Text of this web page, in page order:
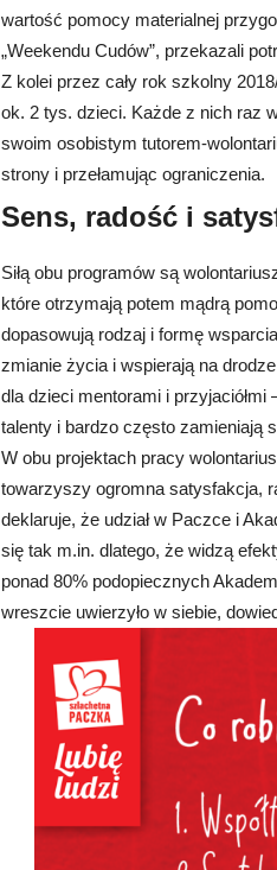
wartość pomocy materialnej
„Weekendu Cudów”, przekazali
Z kolei przez cały rok szkolny
ok. 2 tys. dzieci. Każde z nich raz
swoim osobistym tutorem-
strony i przełamując ograniczenia.
Sens, radość i
Siłą obu programów są
które otrzymają potem mądrą
dopasowują rodzaj i formę
zmianie życia i wspierają na
dla dzieci mentorami i
talenty i bardzo często zamieniają
W obu projektach pracy
towarzyszy ogromna satysfakcja,
deklaruje, że udział w Paczce i
się tak m.in. dlatego, że widzą
ponad 80% podopiecznych
wreszcie uwierzyło w siebie,